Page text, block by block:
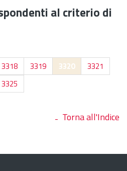
al criterio di
3318 3319 3320
3321
3325
Torna all'Indice